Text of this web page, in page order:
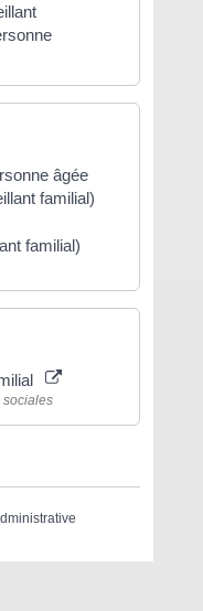
âgée
familial)
familial)
sociales